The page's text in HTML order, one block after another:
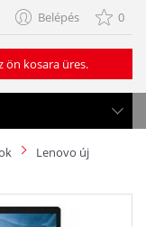
Belépés 0
ön kosara üres.
Lenovo új